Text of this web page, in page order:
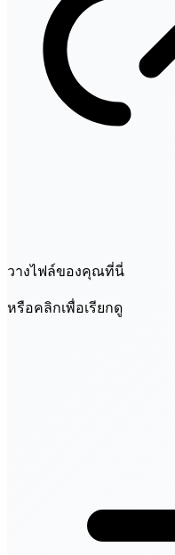
วางไฟล์ของคุณที่นี่
หรือคลิกเพื่อเรียกดู